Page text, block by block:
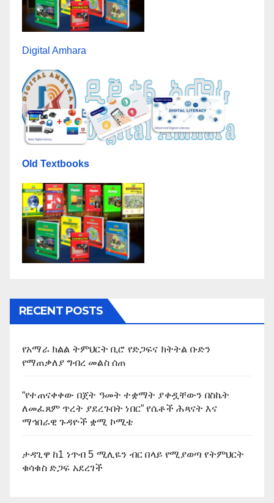
Digital Amhara
Old Textbooks
RECENT POSTS
የአማራ ክልል ትምህርት ቢሮ የድጋፍና ክትትል ቡድን
የማጠቃለያ ግብረ መልስ ሰጠ
“የተጠናቀቀው በጀት ዓመት ተቋማት ያቀዷቸውን በስኬት
ለመፈጸም ጥረት ያደረጉበት ነበር” የሴቶች ሕጻናት እና
ማኅበራዊ ጉዳዮች ቋሚ ኮሚቴ
ታዳጊዋ ከ1 ነጥብ 5 ሚሊዬን ብር በላይ የሚያወጣ የትምህርት
ቁሳቁስ ድጋፍ አደረገች